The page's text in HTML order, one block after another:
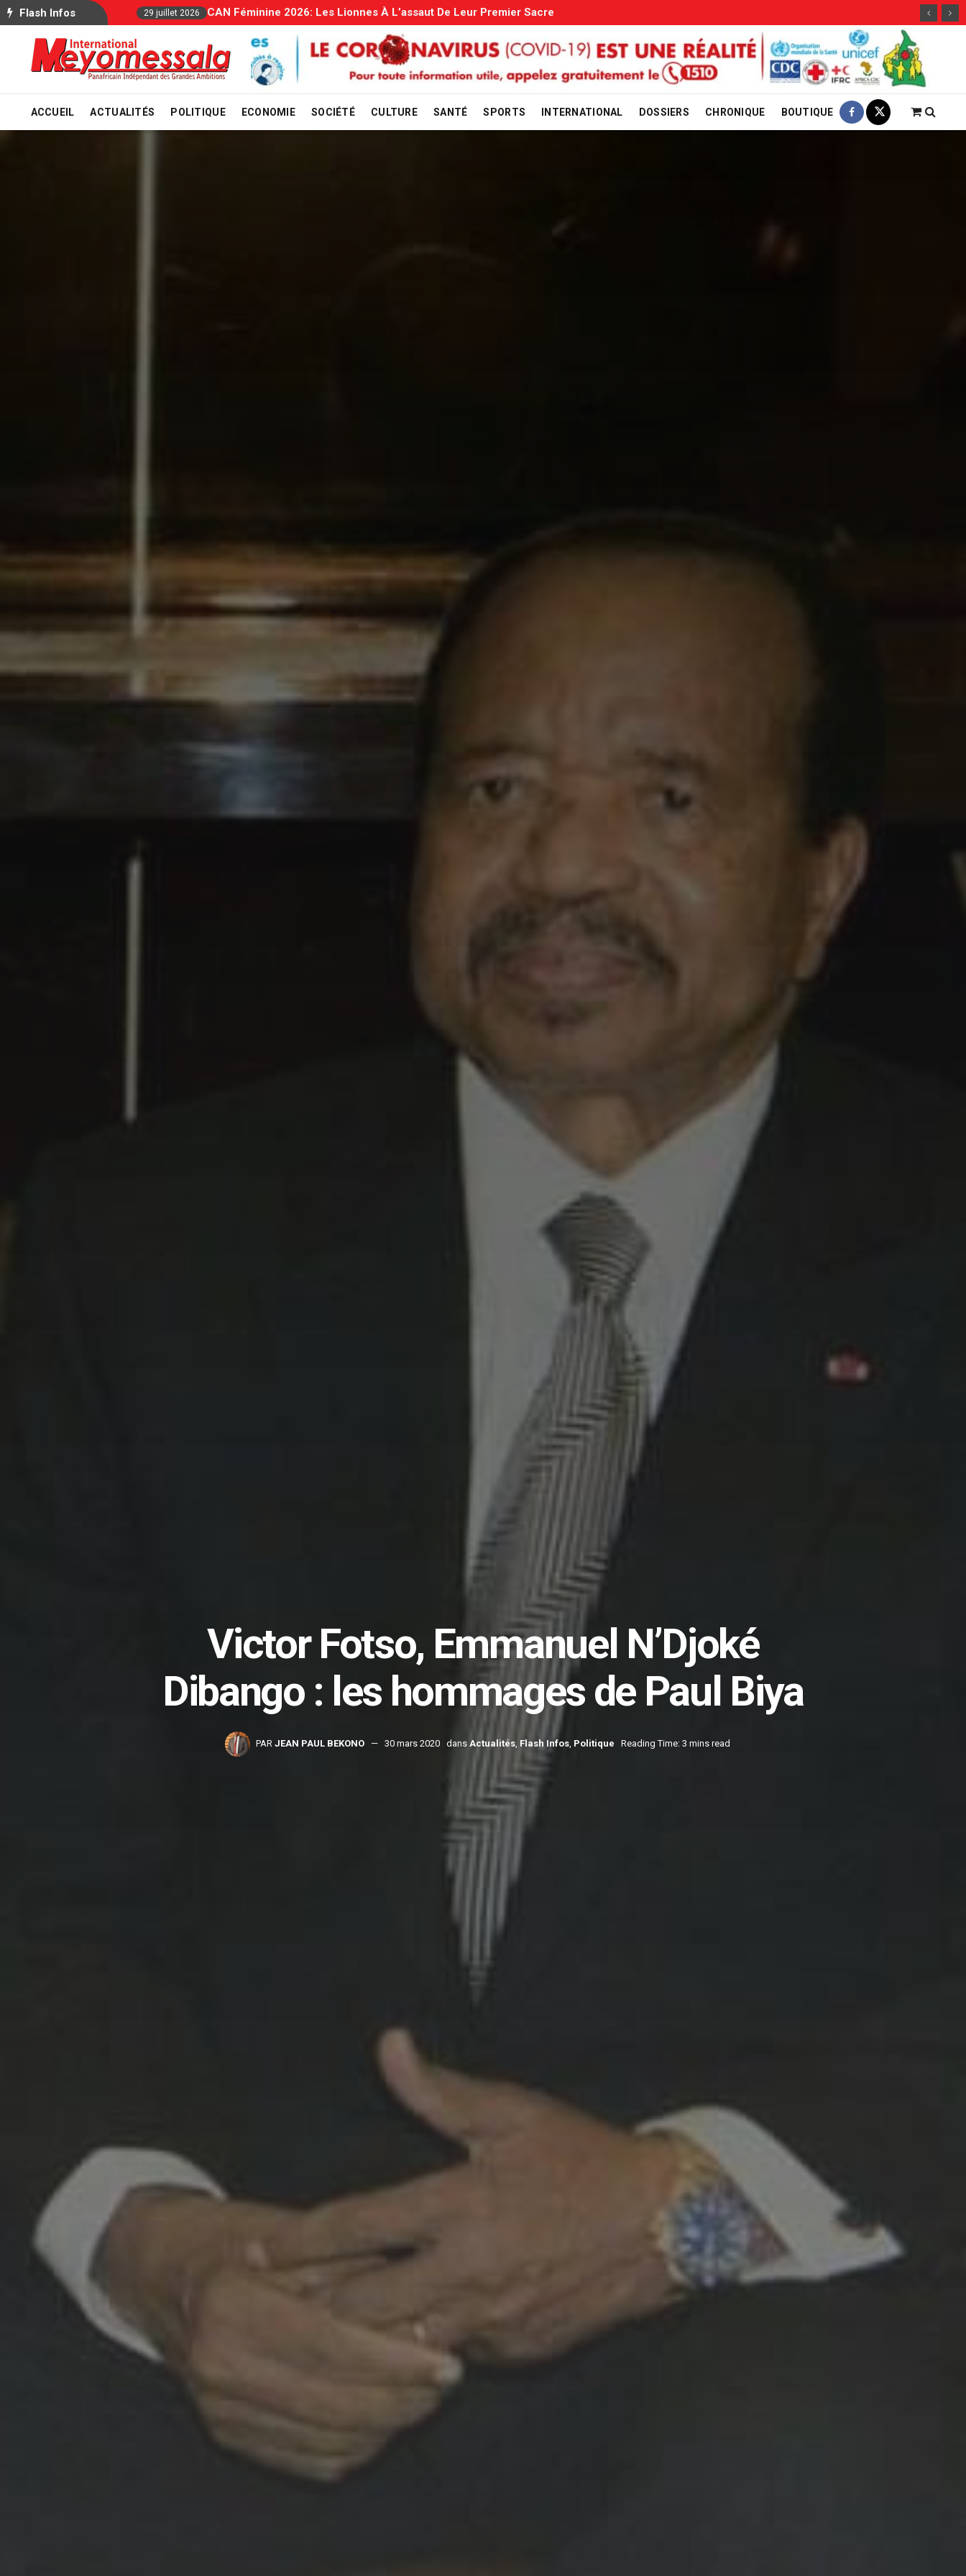
ACCUEIL ACTUALITÉS POLITIQUE ECONOMIE SOCIÉTÉ CULTURE SANTÉ SPORTS INTERNATIONAL DOSSIERS CHRONIQUE BOUTIQUE
Victor Fotso, Emmanuel N’Djoké
Dibango : les hommages de Paul Biya
PAR JEAN PAUL BEKONO 30 mars 2020 dans Actualités, Flash Infos, Politique Reading Time: 3 mins read
Flash Infos 29 juillet 2026 Allocations Familiales: Le Gouvernement Entame La Vérification